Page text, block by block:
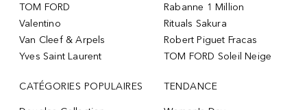
TOM FORD
Valentino
Van Cleef & Arpels
Yves Saint Laurent
Rabanne 1 Million
Rituals Sakura
Robert Piguet Fracas
TOM FORD Soleil Neige
CATÉGORIES POPULAIRES TENDANCE